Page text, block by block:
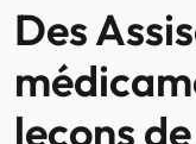
Des
leçons